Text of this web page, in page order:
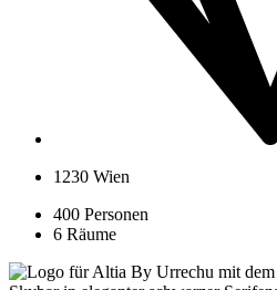
1230 Wien
400 Personen
6 Räume